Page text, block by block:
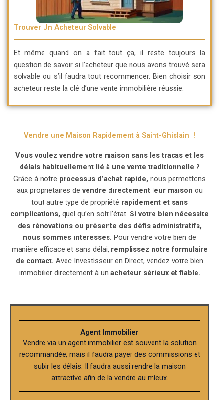
Trouver Un Acheteur Solvable
Et même quand on a fait tout ça, il reste toujours la
question de savoir si l’acheteur que nous avons trouvé sera
solvable ou s’il faudra tout recommencer. Bien choisir son
acheteur reste la clé d’une vente immobilière réussie.
Vendre une Maison Rapidement à Saint-Ghislain !
Vous voulez vendre votre maison sans les tracas et les
délais habituellement lié à une vente traditionnelle ?
Grâce à notre processus d’achat rapide, nous permettons
aux propriétaires de vendre directement leur maison ou
tout autre type de propriété rapidement et sans
complications, quel qu’en soit l’état. Si votre bien nécessite
des rénovations ou présente des défis administratifs,
nous sommes intéressés. Pour vendre votre bien de
manière efficace et sans délai, remplissez notre formulaire
de contact. Avec Investisseur en Direct, vendez votre bien
immobilier directement à un acheteur sérieux et fiable.
Agent Immobilier
Vendre via un agent immobilier est souvent la solution
recommandée, mais il faudra payer des commissions et
subir les délais. Il faudra aussi rendre la maison
attractive afin de la vendre au mieux.